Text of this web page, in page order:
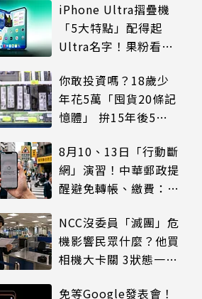
iPhone Ultra摺疊機
「5大特點」配得起
Ultra名字！果粉看完
你敢投資嗎？18歲少
年花5萬「囤貨20條記
憶體」 拚15年後5倍
8月10、13日「行動斷
網」演習！中華郵政提
醒避免轉帳、繳費：務
NCC沒委員「滅團」危
機影響民眾什麼？他買
相機大卡關 3狀態一同
免等Google發表會！